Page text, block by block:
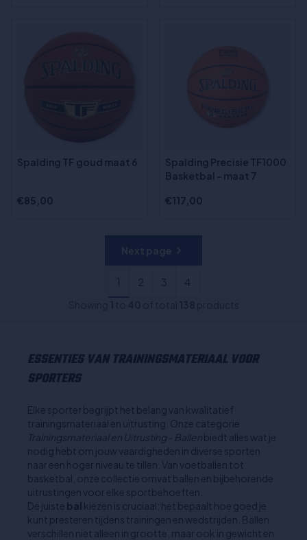
Spalding TF goud maat 6
€85,00
Spalding Precisie TF1000
Basketbal - maat 7
€117,00
1 2 3
4
ESSENTIES VAN TRAININGSMATERIAAL VOOR
SPORTERS
Elke sporter begrijpt het belang van kwalitatief
trainingsmateriaal en uitrusting. Onze categorie
Trainingsmateriaal en Uitrusting - Ballenbiedt alles wat je
nodig hebt om jouw vaardigheden in diverse sporten
naar een hoger niveau te tillen. Van voetballen tot
basketbal, onze collectie omvat ballen en bijbehorende
uitrustingen voor elke sportbehoeften.
De juiste bal kiezen is cruciaal; het bepaalt hoe goed je
kunt presteren tijdens trainingen en wedstrijden. Ballen
verschillen niet alleen in grootte, maar ook in gewicht en